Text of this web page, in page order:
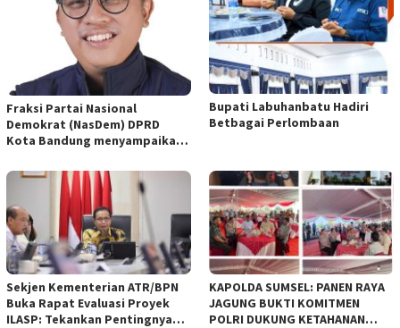
Fraksi Partai Nasional
Demokrat (NasDem) DPRD
Kota Bandung menyampaikan
empat Rancangan Peraturan
Daerah (Raperda) yang
diajukan Pemerintah Kota
Bandung
Bupati Labuhanbatu Hadiri
Betbagai Perlombaan
Sekjen Kementerian ATR/BPN
Buka Rapat Evaluasi Proyek
ILASP: Tekankan Pentingnya
KAPOLDA SUMSEL: PANEN RAYA
JAGUNG BUKTI KOMITMEN
POLRI DUKUNG KETAHANAN